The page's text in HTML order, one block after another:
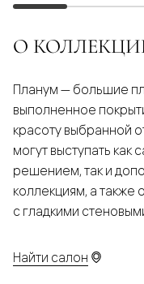
О
Планум — большие
выполненное
красоту выбранной
могут выступать
решением, так и
коллекциям, а также
с гладкими
Найти салон